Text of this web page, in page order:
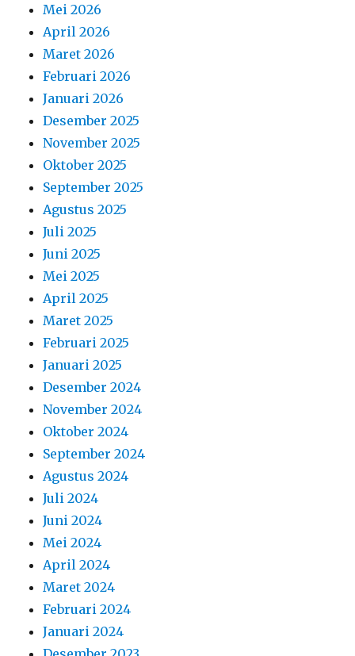
Mei 2026
April 2026
Maret 2026
Februari 2026
Januari 2026
Desember 2025
November 2025
Oktober 2025
September 2025
Agustus 2025
Juli 2025
Juni 2025
Mei 2025
April 2025
Maret 2025
Februari 2025
Januari 2025
Desember 2024
November 2024
Oktober 2024
September 2024
Agustus 2024
Juli 2024
Juni 2024
Mei 2024
April 2024
Maret 2024
Februari 2024
Januari 2024